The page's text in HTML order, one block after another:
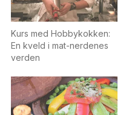
Kurs med Hobbykokken:
En kveld i mat-nerdenes
verden